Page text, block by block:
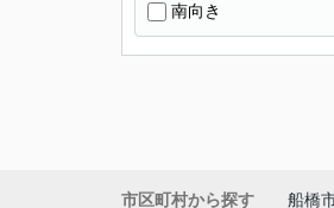
南向き
市区町村から探す 船橋